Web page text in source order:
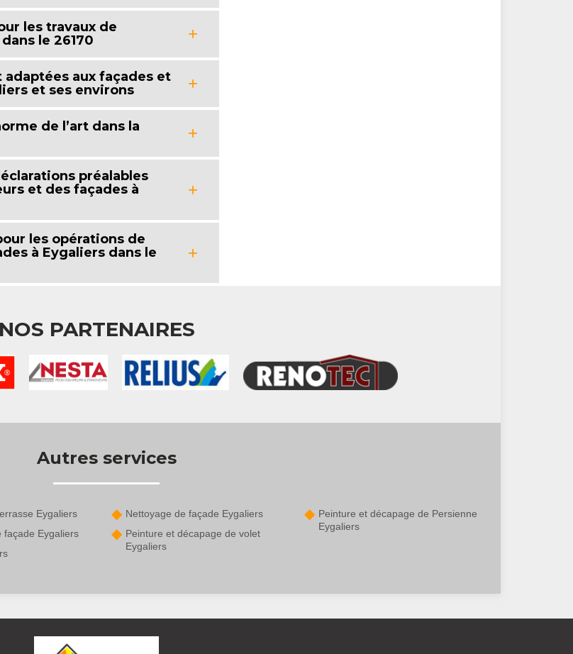
les travaux de
le 26170
aux façades et
et ses environs
de l’art dans la
préalables
et des façades à
les opérations de
à Eygaliers dans le
NOS PARTENAIRES
Autres services
Eygaliers
façade Eygaliers
Nettoyage de façade Eygaliers
Peinture et décapage de volet
Eygaliers
Peinture et décapage de Persienne
Eygaliers